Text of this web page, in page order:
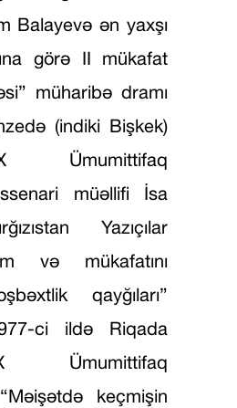
Balayevə ən yaxşı
görə II mükafat
müharibə dramı
(indiki Bişkek)
Ümumittifaq
ssenari müəllifi İsa
Yazıçılar
və mükafatını
qayğıları”
ci ildə Riqada
Ümumittifaq
keçmişin